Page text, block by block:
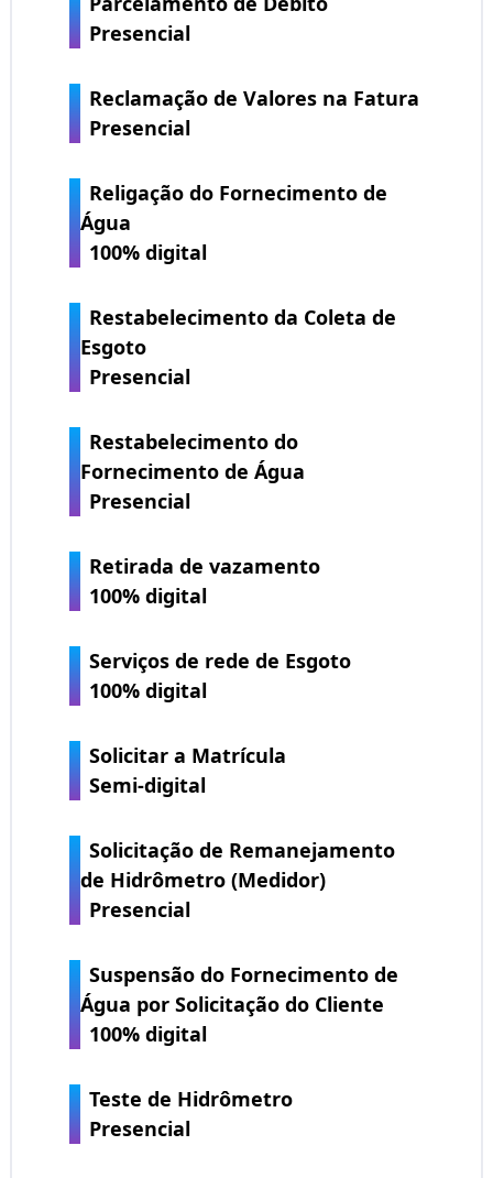
Presencial
Reclamação de Valores na Fatura
Presencial
Religação do Fornecimento de
Água
100% digital
Restabelecimento da Coleta de
Esgoto
Presencial
Restabelecimento do
Fornecimento de Água
Presencial
Retirada de vazamento
100% digital
Serviços de rede de Esgoto
100% digital
Solicitar a Matrícula
Semi-digital
Solicitação de Remanejamento
de Hidrômetro (Medidor)
Presencial
Suspensão do Fornecimento de
Água por Solicitação do Cliente
100% digital
Teste de Hidrômetro
Presencial